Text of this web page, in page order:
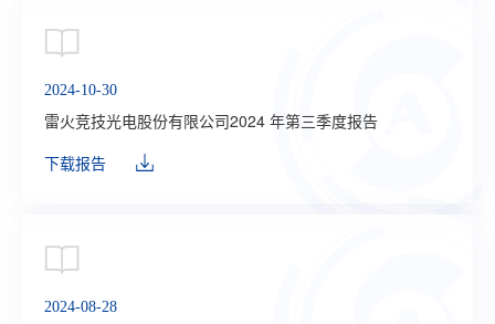
2024-10-30
雷火竞技光电股份有限公司2024 年第三季度报告
下载报告
2024-08-28